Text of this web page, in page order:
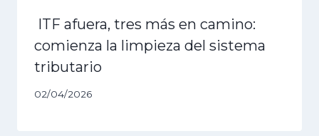
ITF afuera, tres más en camino:
comienza la limpieza del sistema
tributario
02/04/2026